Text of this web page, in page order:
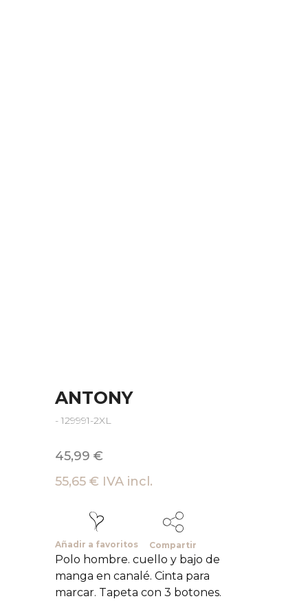
ANTONY
- 129991-2XL
45,99 €
55,65 € IVA incl.
Añadir a favoritos Compartir
Polo hombre. cuello y bajo de
manga en canalé. Cinta para
marcar. Tapeta con 3 botones.